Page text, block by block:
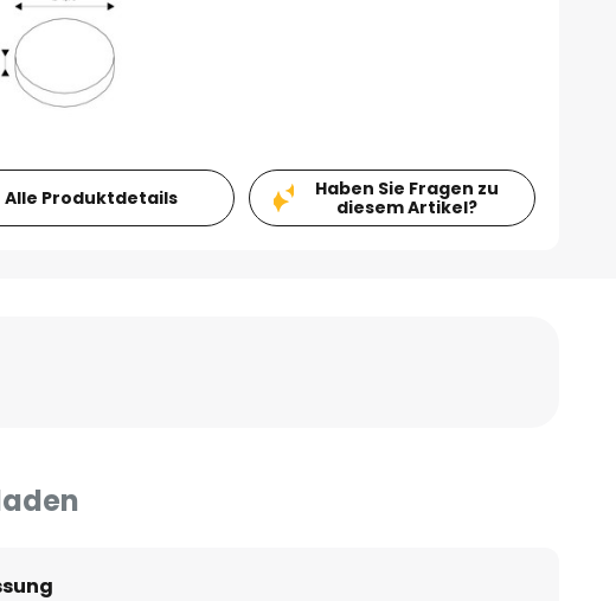
Alle Produktdetails
Haben Sie Fragen zu
diesem Artikel?